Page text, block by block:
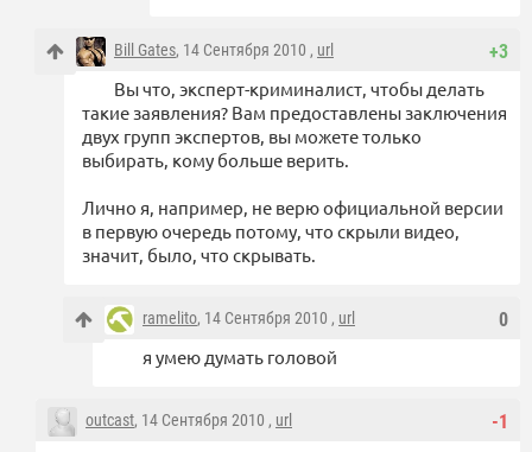
+3
Bill Gates, 14 Сентября 2010 , url
Вы что, эксперт-криминалист, чтобы делать
такие заявления? Вам предоставлены заключения
двух групп экспертов, вы можете только
выбирать, кому больше верить.
Лично я, например, не верю официальной версии
в первую очередь потому, что скрыли видео,
значит, было, что скрывать.
0
ramelito, 14 Сентября 2010 , url
я умею думать головой
-1
outcast, 14 Сентября 2010 , url